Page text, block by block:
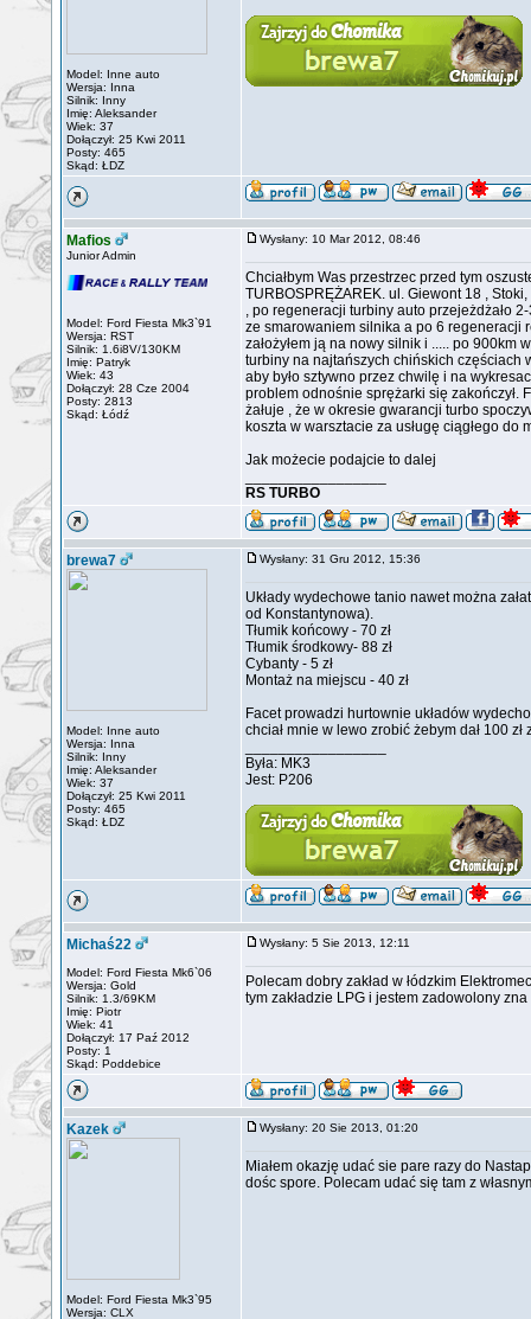
Model: Inne auto
Wersja: Inna
Silnik: Inny
Imię: Aleksander
Wiek: 37
Dołączył: 25 Kwi 2011
Posty: 465
Skąd: ŁDZ
Mafios
Junior Admin
Model: Ford Fiesta Mk3`91
Wersja: RST
Silnik: 1.6i8V/130KM
Imię: Patryk
Wiek: 43
Dołączył: 28 Cze 2004
Posty: 2813
Skąd: Łódź
Wysłany: 10 Mar 2012, 08:46
Chciałbym Was przestrzec przed tym
TURBOSPRĘŻAREK. ul. Giewont 18 ,
, po regeneracji turbiny auto przejeżdżało
ze smarowaniem silnika a po 6 regeneracji
założyłem ją na nowy silnik i ..... po 900km
turbiny na najtańszych chińskich częściach
aby było sztywno przez chwilę i na
problem odnośnie sprężarki się zakończył.
żałuje , że w okresie gwarancji turbo
koszta w warsztacie za usługę ciągłego do
Jak możecie podajcie to dalej
RS TURBO
brewa7
Model: Inne auto
Wersja: Inna
Silnik: Inny
Imię: Aleksander
Wiek: 37
Dołączył: 25 Kwi 2011
Posty: 465
Skąd: ŁDZ
Wysłany: 31 Gru 2012, 15:36
Układy wydechowe tanio nawet można
od Konstantynowa).
Tłumik końcowy - 70 zł
Tłumik środkowy- 88 zł
Cybanty - 5 zł
Montaż na miejscu - 40 zł
Facet prowadzi hurtownie układów
chciał mnie w lewo zrobić żebym dał 100 zł
Była: MK3
Jest: P206
Michaś22
Model: Ford Fiesta Mk6`06
Wersja: Gold
Silnik: 1.3/69KM
Imię: Piotr
Wiek: 41
Dołączył: 17 Paź 2012
Posty: 1
Skąd: Poddebice
Wysłany: 5 Sie 2013, 12:11
Polecam dobry zakład w łódzkim
tym zakładzie LPG i jestem zadowolony
Kazek
Model: Ford Fiesta Mk3`95
Wersja: CLX
Wysłany: 20 Sie 2013, 01:20
Miałem okazję udać sie pare razy do
dośc spore. Polecam udać się tam z